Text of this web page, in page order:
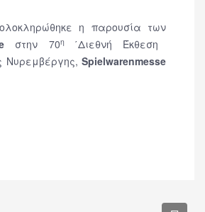
η παρουσία των
στην 70η ΄Διεθνή Έκθεση
Νυρεμβέργης, Spielwarenmesse